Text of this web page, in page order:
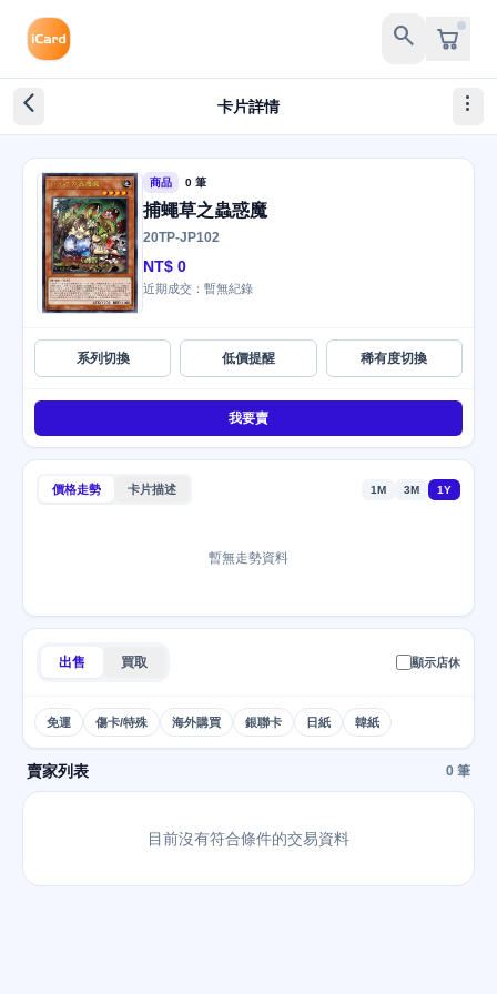
search
arrow_back_ios_new 卡片詳情 more_vert
商品 0 筆
捕蠅草之蟲惑魔
20TP-JP102
NT$ 0
近期成交：暫無紀錄
系列切換 低價提醒 稀有度切換
我要賣
價格走勢 卡片描述 1M 3M 1Y
暫無走勢資料
出售 買取 顯示店休
免運 傷卡/特殊 海外購買 銀聯卡 日紙 韓紙
賣家列表 0 筆
目前沒有符合條件的交易資料